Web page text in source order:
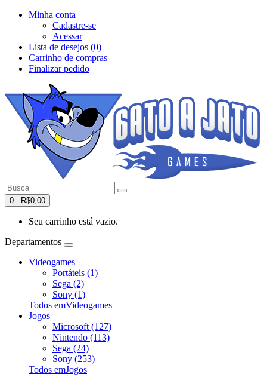
Minha conta
Cadastre-se
Acessar
Lista de desejos (0)
Carrinho de compras
Finalizar pedido
0 - R$0,00
Seu carrinho está vazio.
Departamentos
Videogames
Portáteis (1)
Sega (2)
Sony (1)
Todos emVideogames
Jogos
Microsoft (127)
Nintendo (113)
Sega (24)
Sony (253)
Todos emJogos